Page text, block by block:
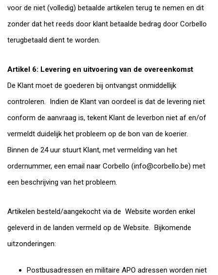
voor de niet (volledig) betaalde artikelen terug te nemen en dit
zonder dat het reeds door klant betaalde bedrag door Corbello
terugbetaald dient te worden.
Artikel 6: Levering en uitvoering van de overeenkomst
De Klant moet de goederen bij ontvangst onmiddellijk
controleren. Indien de Klant van oordeel is dat de levering niet
conform de aanvraag is, tekent Klant de leverbon niet af en/of
vermeldt duidelijk het probleem op de bon van de koerier.
Binnen de 24 uur stuurt Klant, met vermelding van het
ordernummer, een email naar Corbello (info@corbello.be) met
een beschrijving van het probleem.
Artikelen besteld/aangekocht via de Website worden enkel
geleverd in de landen vermeld op de Website. Bijkomende
uitzonderingen:
Postbusadressen en militaire APO adressen worden niet